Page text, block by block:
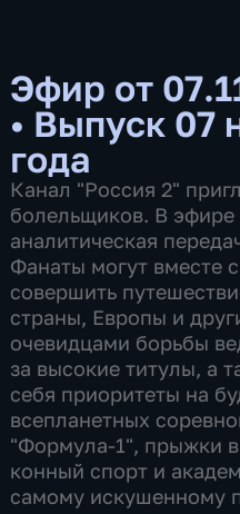
Эфир от
• Выпуск 07
года
Канал "Россия 2"
болельщиков. В
аналитическая
Фанаты могут вместе
совершить
страны, Европы и
очевидцами борьбы
за высокие титулы, а
себя приоритеты на
всепланетных
"Формула-1", прыжки в
конный спорт и
самому искушенному